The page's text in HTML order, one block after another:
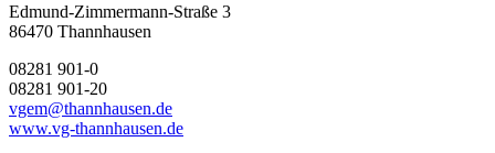
Edmund-Zimmermann-Straße 3
86470 Thannhausen
08281 901-0
08281 901-20
vgem@thannhausen.de
www.vg-thannhausen.de